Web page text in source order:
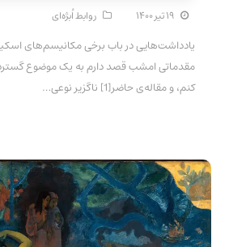
۱۹ تیر ۱۴۰۰ روابط اُبژه‌ای
یادداشت‌هایی در باب برخی مکانیسم‌های
مقدماتی امشب قصد دارم به یک موضوع
کنم، و مقاله‌ی حاضر[1] ناگزیر نوعی…